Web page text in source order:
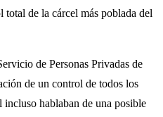
de la cárcel más poblada del
de Personas Privadas de
de un control de todos los
hablaban de una posible